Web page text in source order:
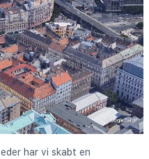
har vi skabt en